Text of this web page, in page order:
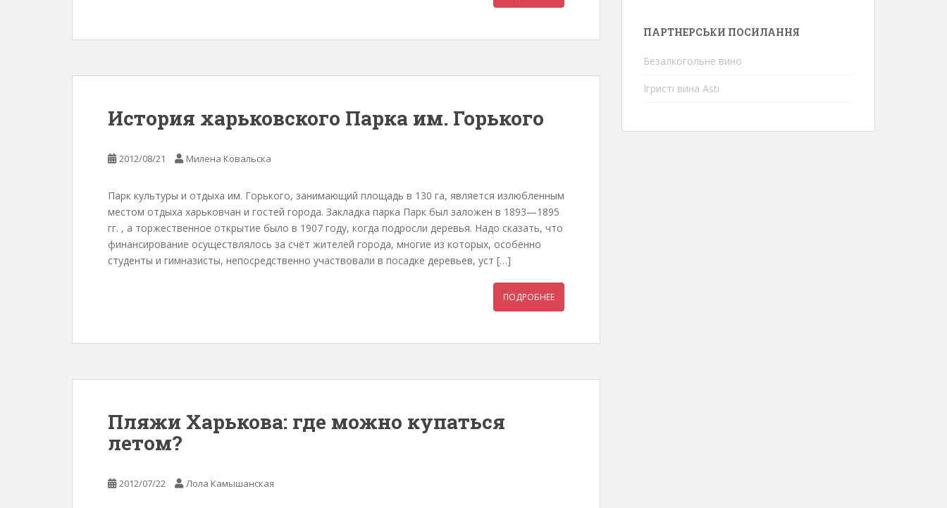
История харьковского Парка им. Горького
2012/08/21 Милена Ковальска
Парк культуры и отдыха им. Горького, занимающий площадь в 130 га, является излюбленным
местом отдыха харьковчан и гостей города. Закладка парка Парк был заложен в 1893—1895
гг. , а торжественное открытие было в 1907 году, когда подросли деревья. Надо сказать, что
финансирование осуществлялось за счёт жителей города, многие из которых, особенно
студенты и гимназисты, непосредственно участвовали в посадке деревьев, уст […]
ПОДРОБНЕЕ
Пляжи Харькова: где можно купаться
летом?
2012/07/22 Лола Камышанская
ПАРТНЕРСЬКИ ПОСИЛАННЯ
Безалкогольне вино
Ігристі вина Asti